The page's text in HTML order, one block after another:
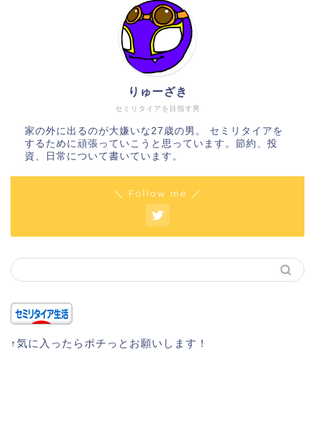
セミリタイアを目指す男
りゅーざき
家の外に出るのが大嫌いな27歳の男。 セミリタイアを
するために頑張っていこうと思っています。節約、投
資、日常について書いています。
＼ Follow me ／
↑気に入ったらポチっとお願いします！